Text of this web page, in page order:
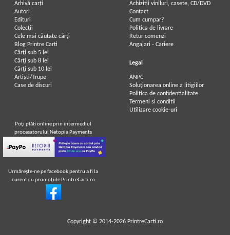
Arhivă carți
Autori
Edituri
Colecții
Cele mai căutate cărți
Blog Printre Carti
Cărţi sub 5 lei
Cărţi sub 8 lei
Cărţi sub 10 lei
Artiști/Trupe
Case de discuri
Achizitii viniluri, casete, CD/DVD
Contact
Cum cumpar?
Politica de livrare
Retur comenzi
Angajari - Cariere
Legal
ANPC
Soluționarea online a litigiilor
Politica de confidentialitate
Termeni si conditii
Utilizare cookie-uri
Poţi plăti online prin intermediul
procesatorului Netopia Payments
Urmăreşte-ne pe facebook pentru a fi la
curent cu promoţiile PrintreCarti.ro
Copyright © 2014-2026 PrintreCarti.ro